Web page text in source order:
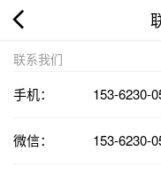
联系我们
手机： 153-6230-
微信： 153-6230-